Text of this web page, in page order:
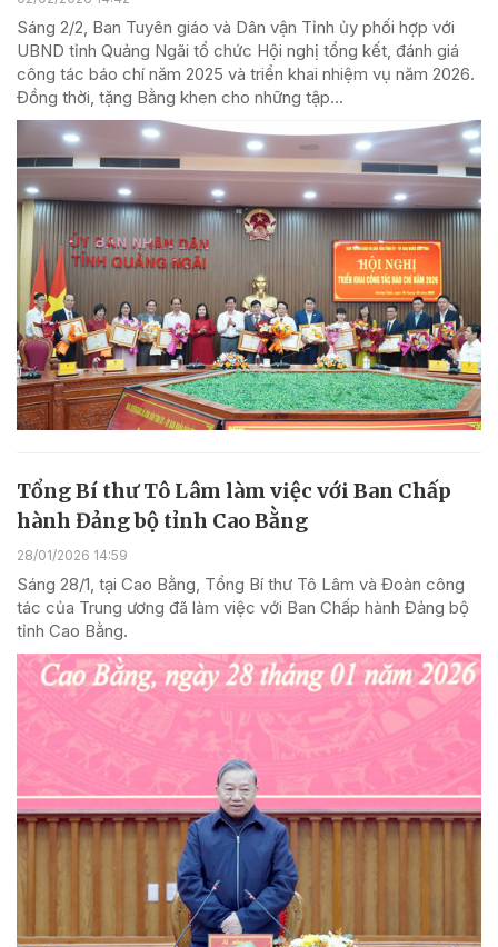
Sáng 2/2, Ban Tuyên giáo và Dân vận Tỉnh ủy phối hợp với
UBND tỉnh Quảng Ngãi tổ chức Hội nghị tổng kết, đánh giá
công tác báo chí năm 2025 và triển khai nhiệm vụ năm 2026.
Đồng thời, tặng Bằng khen cho những tập...
Tổng Bí thư Tô Lâm làm việc với Ban Chấp
hành Đảng bộ tỉnh Cao Bằng
28/01/2026 14:59
Sáng 28/1, tại Cao Bằng, Tổng Bí thư Tô Lâm và Đoàn công
tác của Trung ương đã làm việc với Ban Chấp hành Đảng bộ
tỉnh Cao Bằng.